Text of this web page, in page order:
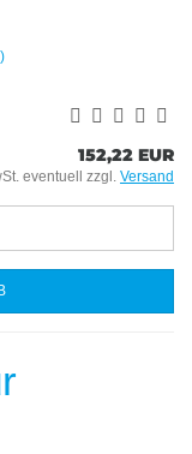
152,22 EUR
eventuell zzgl. Versand